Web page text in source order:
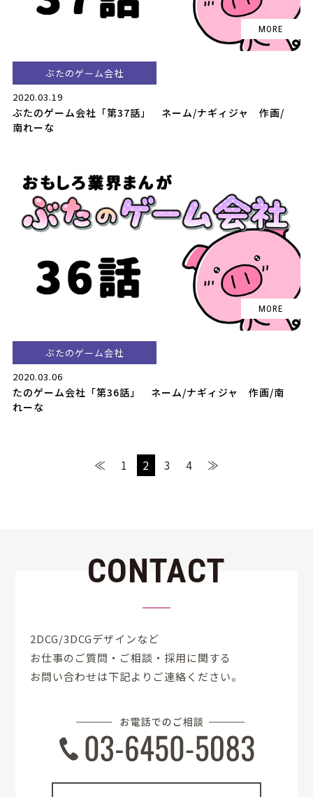
ぶたのゲーム会社
2020.03.19
ぶたのゲーム会社「第37話」 ネーム/ナギィジャ 作画/
南れーな
ぶたのゲーム会社
2020.03.06
たのゲーム会社「第36話」 ネーム/ナギィジャ 作画/南
れーな
≪ 1 2 3 4 ≫
CONTACT
2DCG/3DCGデザインなど
お仕事のご質問・ご相談・採用に関する
お問い合わせは下記よりご連絡ください。